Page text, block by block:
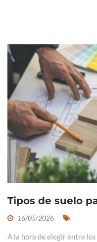
Tipos de suelo
16/05/2026
A la hora de elegir entre